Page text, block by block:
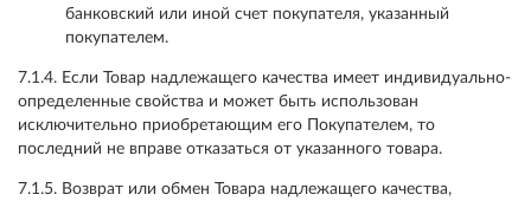
банковский или иной счет покупателя, указанный
покупателем.
7.1.4. Если Товар надлежащего качества имеет индивидуально-
определенные свойства и может быть использован
исключительно приобретающим его Покупателем, то
последний не вправе отказаться от указанного товара.
7.1.5. Возврат или обмен Товара надлежащего качества,